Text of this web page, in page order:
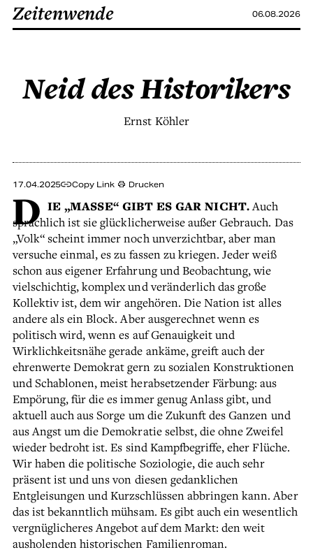
Zeitenwende 06.08.2026
Neid des Historikers
Ernst Köhler
17.04.2025 Copy Link Drucken
D IE „MASSE“ GIBT ES GAR NICHT.Auch
sprachlich ist sie glücklicherweise außer Gebrauch. Das
„Volk“ scheint immer noch unverzichtbar, aber man
versuche einmal, es zu fassen zu kriegen. Jeder weiß
schon aus eigener Erfahrung und Beobachtung, wie
vielschichtig, komplex und veränderlich das große
Kollektiv ist, dem wir angehören. Die Nation ist alles
andere als ein Block. Aber ausgerechnet wenn es
politisch wird, wenn es auf Genauigkeit und
Wirklichkeitsnähe gerade ankäme, greift auch der
ehrenwerte Demokrat gern zu sozialen Konstruktionen
und Schablonen, meist herabsetzender Färbung: aus
Empörung, für die es immer genug Anlass gibt, und
aktuell auch aus Sorge um die Zukunft des Ganzen und
aus Angst um die Demokratie selbst, die ohne Zweifel
wieder bedroht ist. Es sind Kampfbegriffe, eher Flüche.
Wir haben die politische Soziologie, die auch sehr
präsent ist und uns von diesen gedanklichen
Entgleisungen und Kurzschlüssen abbringen kann. Aber
das ist bekanntlich mühsam. Es gibt auch ein wesentlich
vergnüglicheres Angebot auf dem Markt: den weit
ausholenden historischen Familienroman.